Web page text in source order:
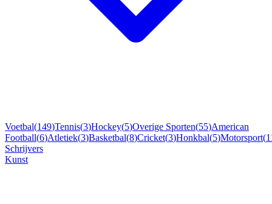
Voetbal(149)Tennis(3)Hockey(5)Overige Sporten(55)American
Football(6)Atletiek(3)Basketbal(8)Cricket(3)Honkbal(5)Motorsport(
Schrijvers
Kunst